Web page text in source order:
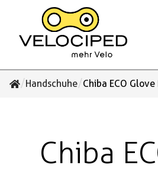
/Handschuhe/Chiba ECO
Chiba